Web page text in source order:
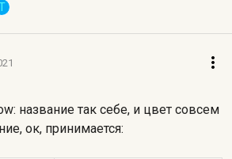
название так себе, и цвет совсем
ок, принимается: